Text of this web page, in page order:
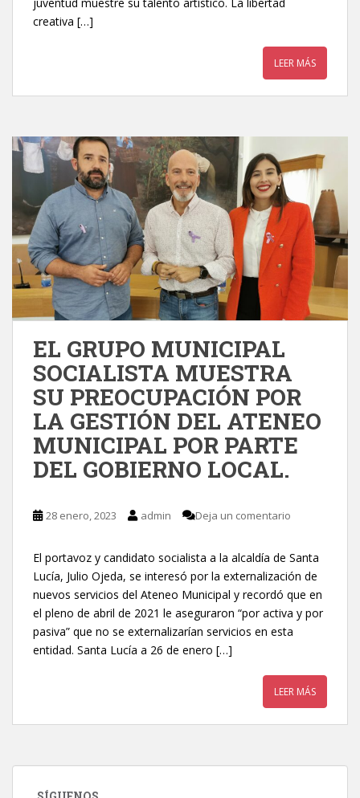
creativa […]
LEER MÁS
EL GRUPO MUNICIPAL
SOCIALISTA MUESTRA
SU PREOCUPACIÓN POR
LA GESTIÓN DEL ATENEO
MUNICIPAL POR PARTE
DEL GOBIERNO LOCAL.
28 enero, 2023 admin Deja un comentario
El portavoz y candidato socialista a la alcaldía de Santa
Lucía, Julio Ojeda, se interesó por la externalización de
nuevos servicios del Ateneo Municipal y recordó que en
el pleno de abril de 2021 le aseguraron “por activa y por
pasiva” que no se externalizarían servicios en esta
entidad. Santa Lucía a 26 de enero […]
LEER MÁS